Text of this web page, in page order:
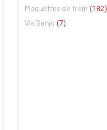
Plaquettes de frein (182)
Vis Banjo (7)